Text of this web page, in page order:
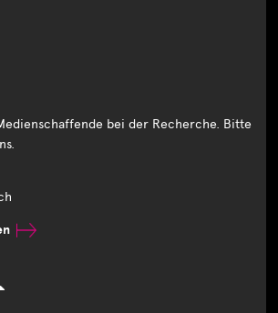
bei der Recherche. Bitte